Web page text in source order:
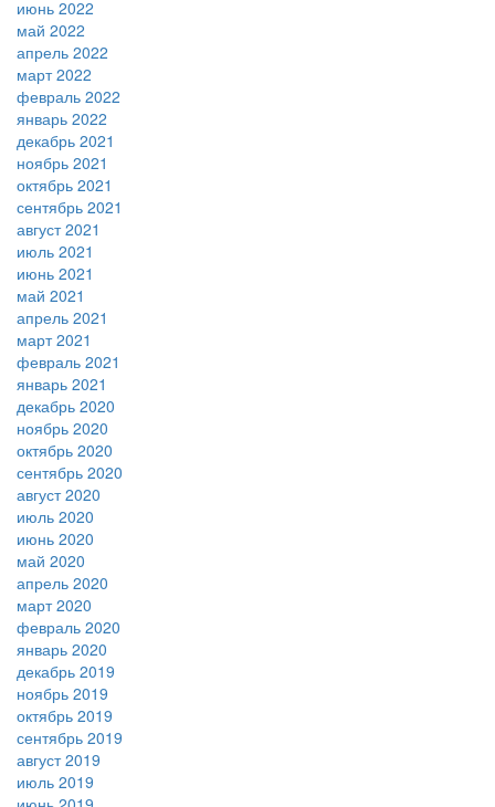
июнь 2022
май 2022
апрель 2022
март 2022
февраль 2022
январь 2022
декабрь 2021
ноябрь 2021
октябрь 2021
сентябрь 2021
август 2021
июль 2021
июнь 2021
май 2021
апрель 2021
март 2021
февраль 2021
январь 2021
декабрь 2020
ноябрь 2020
октябрь 2020
сентябрь 2020
август 2020
июль 2020
июнь 2020
май 2020
апрель 2020
март 2020
февраль 2020
январь 2020
декабрь 2019
ноябрь 2019
октябрь 2019
сентябрь 2019
август 2019
июль 2019